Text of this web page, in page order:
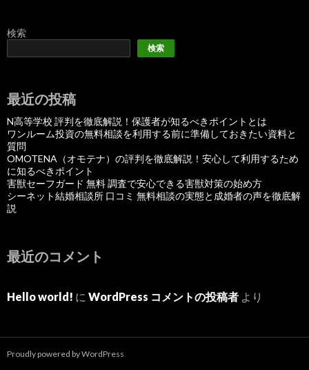
検索
検索
最近の投稿
N高等学校 評判を徹底解説！保護者が知るべきポイントとは
ワンルーム投資の無料相談を利用する前に準備しておきたい資料と
質問
OMOTENA（オモテナ）の評判を徹底解説！安心して利用するため
に知るべきポイント
害獣セーフガード 無料 調査で安心できる害獣対策の始め方
シーネット結婚相談所 口コミ 無料相談の実態と成婚者の声を徹底解
説
最近のコメント
Hello world! に WordPress コメントの投稿者 より
Proudly powered by WordPress